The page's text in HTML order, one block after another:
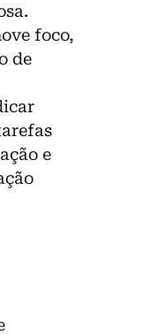
foco,
de
e